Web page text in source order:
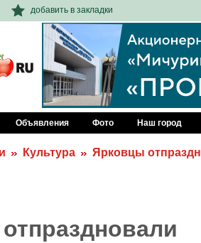
добавить в закладки
Объявления Фото Наш город
Культура Ярковцы